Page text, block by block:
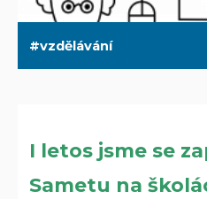
vzdělávání
I letos jsme se
Sametu na